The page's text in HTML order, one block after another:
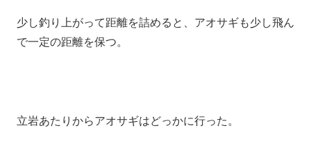
少し釣り上がって距離を詰めると、アオサギも少し飛ん
で一定の距離を保つ。
立岩あたりからアオサギはどっかに行った。